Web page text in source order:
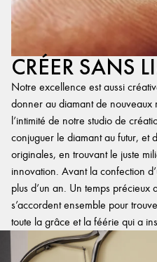
CRÉER SANS
Notre excellence est aussi
donner au diamant de nouveaux
l’intimité de notre studio de
conjuguer le diamant au futur, et
originales, en trouvant le juste
innovation. Avant la confection
plus d’un an. Un temps précieux
s’accordent ensemble pour
toute la grâce et la féérie qui a